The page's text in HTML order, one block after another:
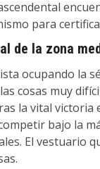
para
de la zona
ocupando la
cosas muy
la vital victoria
bajo la
El vestuario